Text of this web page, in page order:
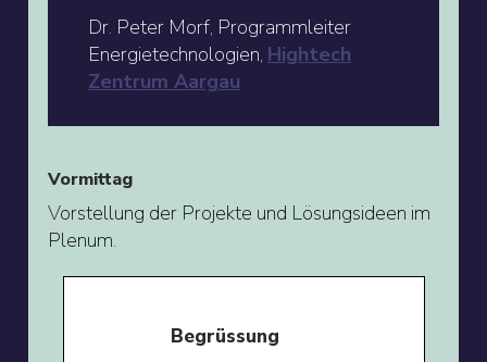
Dr. Peter Morf, Programmleiter
Energietechnologien, Hightech
Zentrum Aargau
Vormittag
Vorstellung der Projekte und Lösungsideen im
Plenum.
Begrüssung